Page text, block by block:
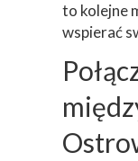
to kolejne
wspierać